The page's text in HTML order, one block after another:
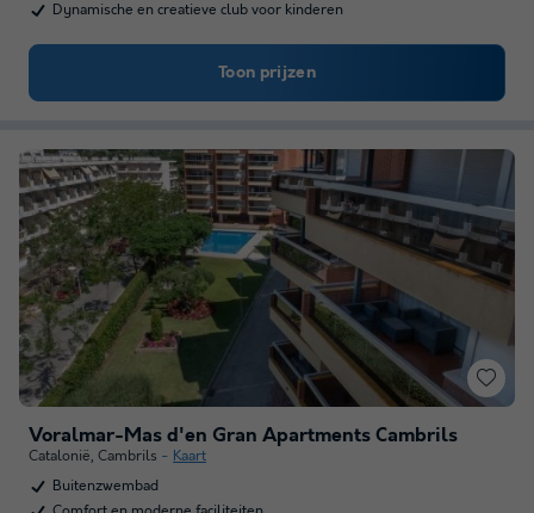
Dynamische en creatieve club voor kinderen
Toon prijzen
Voralmar-Mas d'en Gran Apartments Cambrils
Catalonië, Cambrils
Kaart
Buitenzwembad